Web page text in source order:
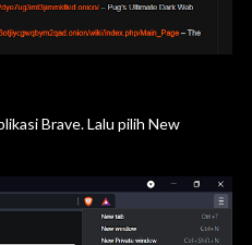
Brave. Lalu pilih New